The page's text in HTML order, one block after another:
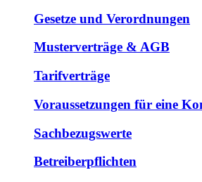
Gesetze und Verordnungen
Musterverträge & AGB
Tarifverträge
Voraussetzungen für eine
Sachbezugswerte
Betreiberpflichten